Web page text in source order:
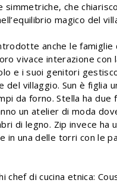
che
magico del
anche le
vivace interazione con
e i suoi genitori
del villaggio. Sun è figlia
da forno. Stella ha due
un atelier di moda
di legno. Zip invece ha
in una delle torri con le
chef di cucina etnica: